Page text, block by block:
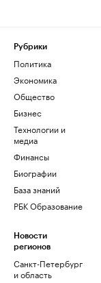
Рубрики
Политика
Экономика
Общество
Бизнес
Технологии и
медиа
Финансы
Биографии
База знаний
РБК Образование
Новости
регионов
Санкт-Петербург
и область